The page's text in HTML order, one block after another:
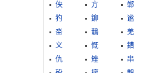
侠
方
郸
犳
鉚
谧
畓
鶄
羌
义
慨
鏪
仇
矬
串